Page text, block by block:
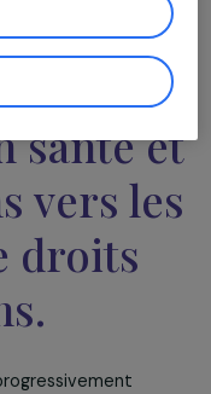
de
un
santé
vers
paramètrer vos choix ou
sur les boutons de cette
en revenant sur notre site.
Politique de Gestion